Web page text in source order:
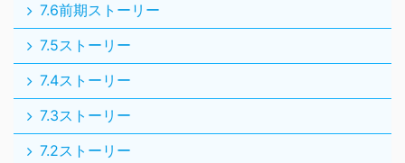
7.6前期ストーリー
7.5ストーリー
7.4ストーリー
7.3ストーリー
7.2ストーリー